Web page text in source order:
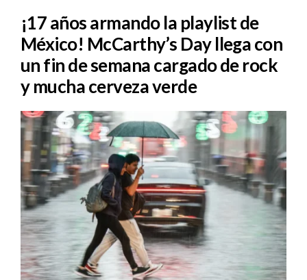
¡17 años armando la playlist de
México! McCarthy’s Day llega con
un fin de semana cargado de rock
y mucha cerveza verde